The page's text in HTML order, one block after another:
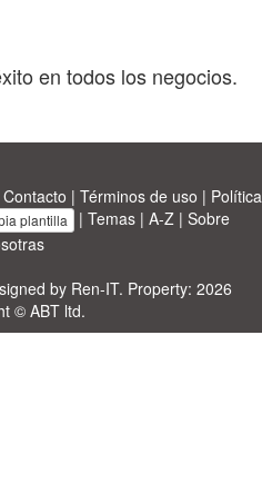
en todos los negocios.
Contacto | Términos de uso | Política
plantilla | Temas | A-Z | Sobre
by Ren-IT. Property: 2026
© ABT ltd.